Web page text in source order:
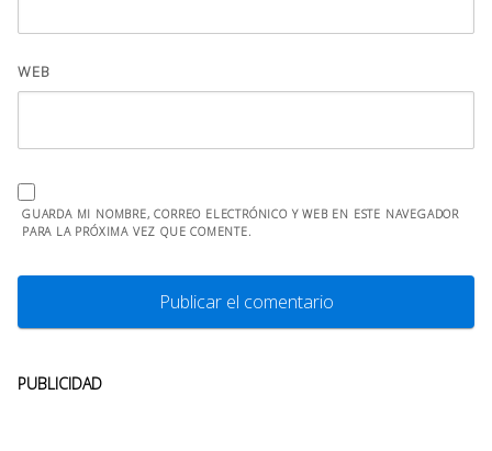
WEB
GUARDA MI NOMBRE, CORREO ELECTRÓNICO Y WEB EN ESTE NAVEGADOR
PARA LA PRÓXIMA VEZ QUE COMENTE.
PUBLICIDAD